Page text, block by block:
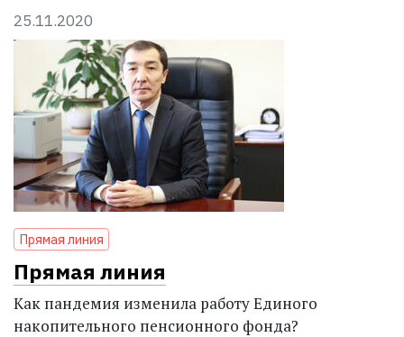
25.11.2020
Прямая линия
Прямая линия
Как пандемия изменила работу Единого
накопительного пенсионного фонда?